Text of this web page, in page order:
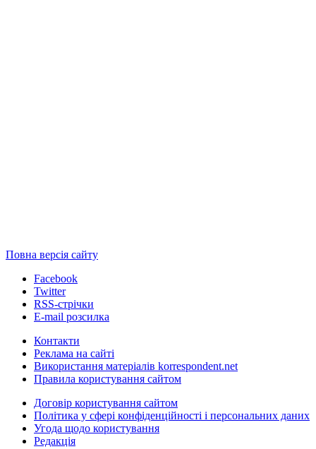
Повна версія сайту
Facebook
Twitter
RSS-стрічки
E-mail розсилка
Контакти
Реклама на сайті
Використання матеріалів korrespondent.net
Правила користування сайтом
Договір користування сайтом
Політика у сфері конфіденційності і персональних даних
Угода щодо користування
Редакція